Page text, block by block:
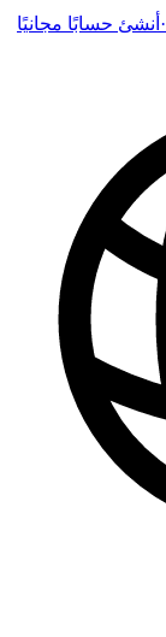
· أنشئ حسابًا مجانيًا